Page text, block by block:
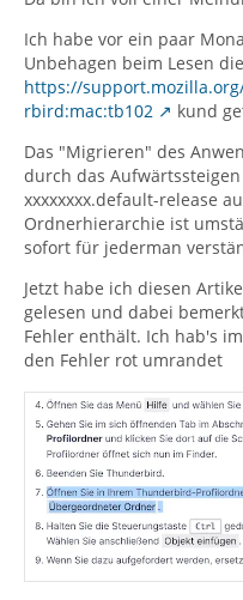
Ich habe vor ein paar
Unbehagen beim Lesen
https://
rbird:mac:tb102
kund
Das "Migrieren" des
durch das
xxxxxxxx.default-release
Ordnerhierarchie ist
sofort für jederman
Jetzt habe ich diesen
gelesen und dabei
Fehler enthält. Ich hab's
den Fehler rot umrandet